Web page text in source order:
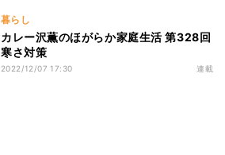
暮らし
カレー沢薫のほがらか家庭生活 第328回
寒さ対策
2022/12/07 17:30 連載